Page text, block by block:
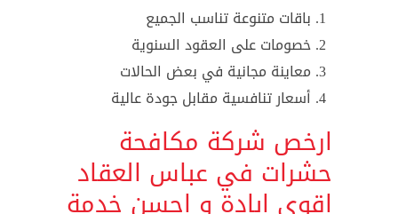
باقات متنوعة تناسب الجميع
خصومات على العقود السنوية
معاينة مجانية في بعض الحالات
أسعار تنافسية مقابل جودة عالية
ارخص شركة مكافحة
حشرات في عباس العقاد
اقوى ابادة و احسن خدمة